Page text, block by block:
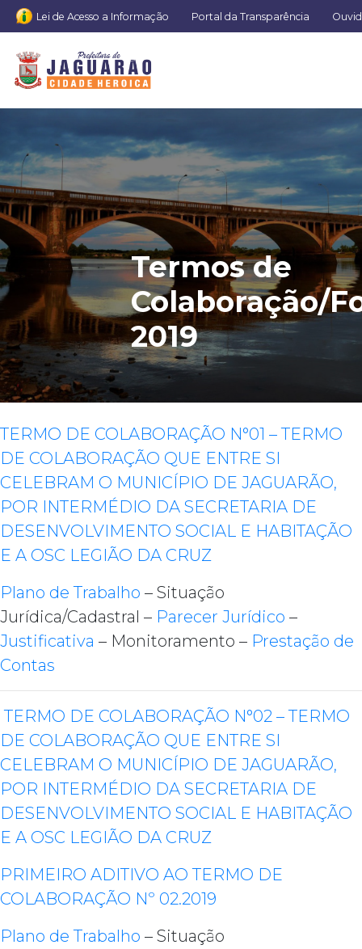
Lei de Acesso a Informação Portal da Transparência
Termos de
Colaboração/
2019
TERMO DE COLABORAÇÃO N°01 – TERMO
DE COLABORAÇÃO QUE ENTRE SI
CELEBRAM O MUNICÍPIO DE JAGUARÃO,
POR INTERMÉDIO DA SECRETARIA DE
DESENVOLVIMENTO SOCIAL E HABITAÇÃO
E A OSC LEGIÃO DA CRUZ
Plano de Trabalho – Situação
Jurídica/Cadastral – Parecer Jurídico –
Justificativa – Monitoramento – Prestação de
Contas
TERMO DE COLABORAÇÃO N°02 – TERMO
DE COLABORAÇÃO QUE ENTRE SI
CELEBRAM O MUNICÍPIO DE JAGUARÃO,
POR INTERMÉDIO DA SECRETARIA DE
DESENVOLVIMENTO SOCIAL E HABITAÇÃO
E A OSC LEGIÃO DA CRUZ
PRIMEIRO ADITIVO AO TERMO DE
COLABORAÇÃO Nº 02.2019
Plano de Trabalho – Situação